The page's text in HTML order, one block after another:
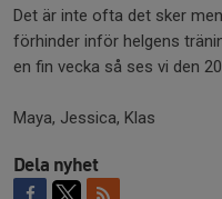
Det är inte ofta det sker
förhinder inför helgens
en fin vecka så ses vi den
Maya, Jessica, Klas
Dela nyhet